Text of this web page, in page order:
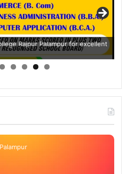
Rajpur Palampur for excellent
Palampur